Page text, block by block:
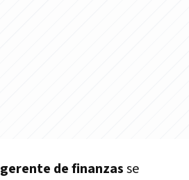
gerente de finanzasse